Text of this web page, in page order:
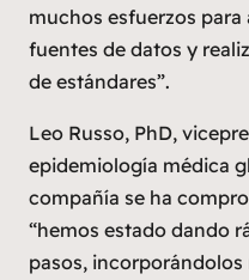
muchos esfuerzos
fuentes de datos y
de estándares”.
Leo Russo, PhD,
epidemiología médica
compañía se ha
“hemos estado dando
pasos,